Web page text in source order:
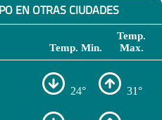
EN OTRAS CIUDADES
Temp. Min.
Temp.
Max.
24° 31°